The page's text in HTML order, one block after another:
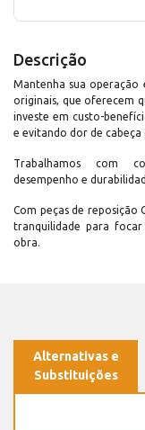
Descrição
Mantenha sua operação
originais, que oferecem
investe em custo-
e evitando dor de cabeça
Trabalhamos com
desempenho e
Com peças de reposição
tranquilidade para
obra.
Alternativas e
Substituições